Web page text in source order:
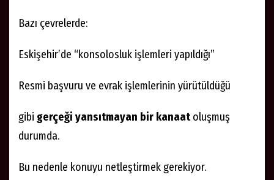
Bazı çevrelerde:
Eskişehir’de “konsolosluk işlemleri yapıldığı”
Resmi başvuru ve evrak işlemlerinin yürütüldüğü
gibi gerçeği yansıtmayan bir kanaatoluşmuş
durumda.
Bu nedenle konuyu netleştirmek gerekiyor.